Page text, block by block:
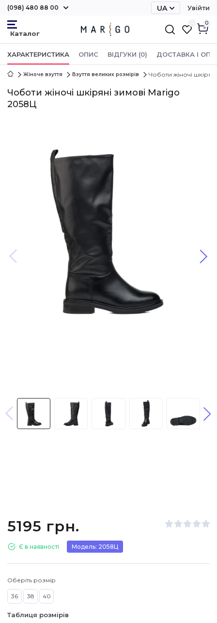
(098) 480 88 00
UA
Увійти
0
ХАРАКТЕРИСТИКА ОПИС ВІДГУКИ (0) ДОСТАВКА І
Жіноче взуття Взуття великих розмірів Чоботи жіночі
Чоботи жіночі шкіряні зимові Marigo
2058Ц
5195 грн.
Є в наявності Модель: 2058Ц
Оберіть розмір
36 38 40
Таблиця розмірів